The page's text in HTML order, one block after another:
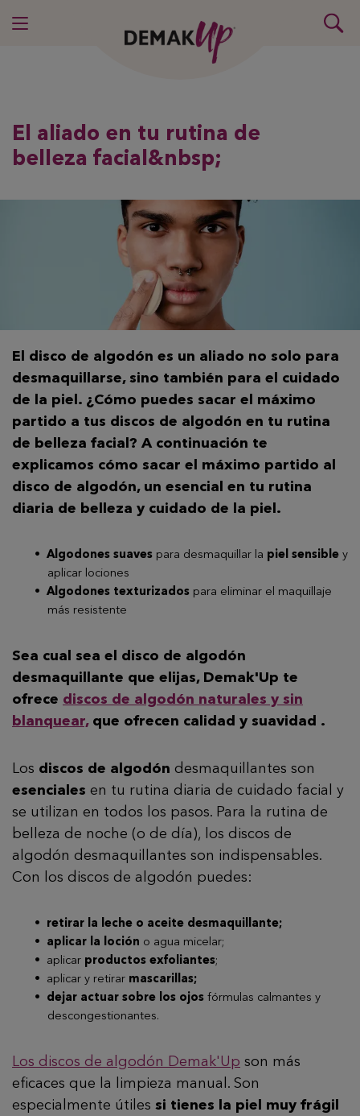
El aliado en tu rutina de
belleza facial&nbsp;
El disco de algodón es un aliado no solo para
desmaquillarse, sino también para el cuidado
de la piel. ¿Cómo puedes sacar el máximo
partido a tus discos de algodón en tu rutina
de belleza facial? A continuación te
explicamos cómo sacar el máximo partido al
disco de algodón, un esencial en tu rutina
diaria de belleza y cuidado de la piel.
Algodones suaves para desmaquillar la piel sensible y
aplicar lociones
Algodones texturizados para eliminar el maquillaje
más resistente
Sea cual sea el disco de algodón
desmaquillante que elijas, Demak'Up te
ofrece discos de algodón naturales y sin
blanquear,que ofrecen calidad y suavidad .
Los discos de algodón desmaquillantes son
esenciales en tu rutina diaria de cuidado facial y
se utilizan en todos los pasos. Para la rutina de
belleza de noche (o de día), los discos de
algodón desmaquillantes son indispensables.
Con los discos de algodón puedes:
retirar la leche o aceite desmaquillante;
aplicar la loción o agua micelar;
aplicar productos exfoliantes;
aplicar y retirar mascarillas;
dejar actuar sobre los ojos fórmulas calmantes y
descongestionantes.
Los discos de algodón Demak'Up son más
eficaces que la limpieza manual. Son
especialmente útiles si tienes la piel muy frágil